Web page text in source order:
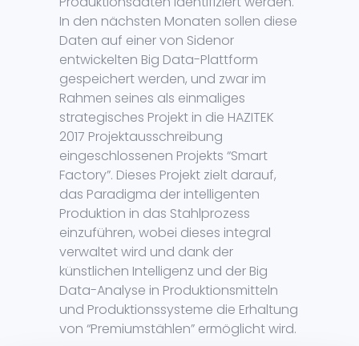
In den nächsten Monaten sollen diese
Daten auf einer von Sidenor
entwickelten Big Data-Plattform
gespeichert werden, und zwar im
Rahmen seines als einmaliges
strategisches Projekt in die HAZITEK
2017 Projektausschreibung
eingeschlossenen Projekts “Smart
Factory”. Dieses Projekt zielt darauf,
das Paradigma der intelligenten
Produktion in das Stahlprozess
einzuführen, wobei dieses integral
verwaltet wird und dank der
künstlichen Intelligenz und der Big
Data-Analyse in Produktionsmitteln
und Produktionssysteme die Erhaltung
von “Premiumstählen” ermöglicht wird.